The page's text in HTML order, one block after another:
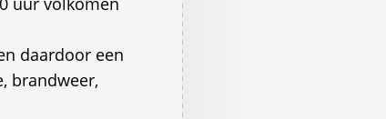
daardoor een
brandweer,